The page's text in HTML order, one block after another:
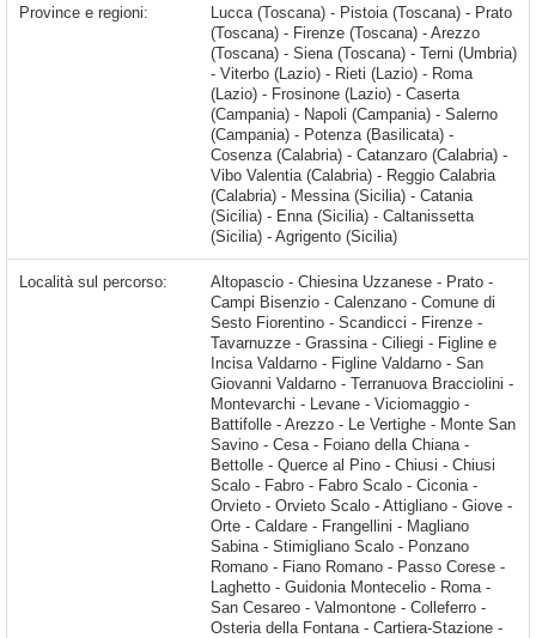
Province e regioni:
Lucca (Toscana) - Pistoia (Toscana) - Prato
(Toscana) - Firenze (Toscana) - Arezzo
(Toscana) - Siena (Toscana) - Terni (Umbria)
- Viterbo (Lazio) - Rieti (Lazio) - Roma
(Lazio) - Frosinone (Lazio) - Caserta
(Campania) - Napoli (Campania) - Salerno
(Campania) - Potenza (Basilicata) -
Cosenza (Calabria) - Catanzaro (Calabria) -
Vibo Valentia (Calabria) - Reggio Calabria
(Calabria) - Messina (Sicilia) - Catania
(Sicilia) - Enna (Sicilia) - Caltanissetta
(Sicilia) - Agrigento (Sicilia)
Località sul percorso: Altopascio - Chiesina Uzzanese - Prato - Campi Bisenzio - Calenzano - Comune di Sesto Fiorentino - Scandicci - Firenze - Tavarnuzze - Grassina - Ciliegi - Figline e Incisa Valdarno - Figline Valdarno - San Giovanni Valdarno - Terranuova Bracciolini - Montevarchi - Levane - Viciomaggio - Battifolle - Arezzo - Le Vertighe - Monte San Savino - Cesa - Foiano della Chiana - Bettolle - Querce al Pino - Chiusi - Chiusi Scalo - Fabro - Fabro Scalo - Ciconia - Orvieto - Orvieto Scalo - Attigliano - Giove - Orte - Caldare -